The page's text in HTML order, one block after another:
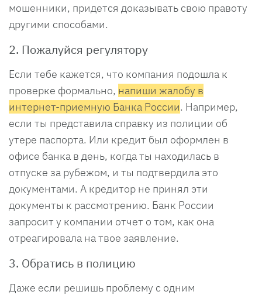
мошенники, придется доказывать свою правоту
другими способами.
2. Пожалуйся регулятору
Если тебе кажется, что компания подошла к
проверке формально, напиши жалобу в
интернет-приемную Банка России. Например,
если ты представила справку из полиции об
утере паспорта. Или кредит был оформлен в
офисе банка в день, когда ты находилась в
отпуске за рубежом, и ты подтвердила это
документами. А кредитор не принял эти
документы к рассмотрению. Банк России
запросит у компании отчет о том, как она
отреагировала на твое заявление.
3. Обратись в полицию
Даже если решишь проблему с одним